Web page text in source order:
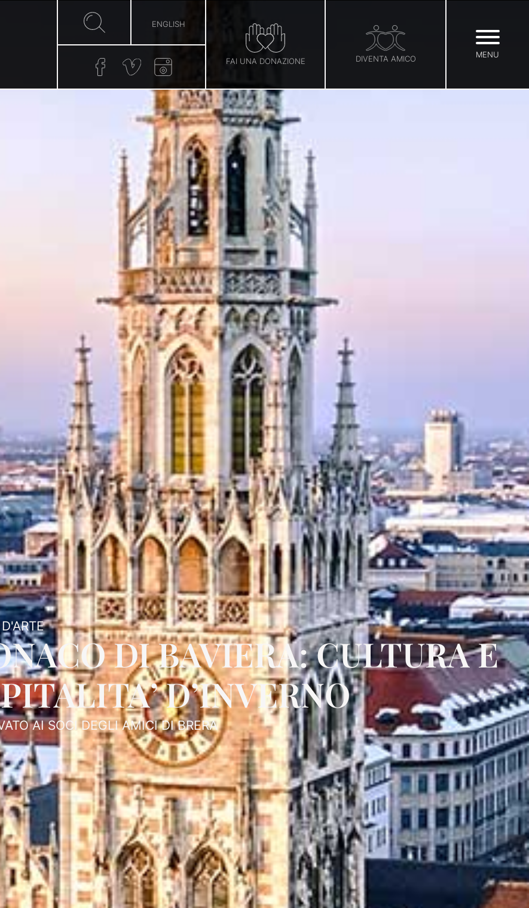
MENU
DIVENTA AMICO
FAI UNA DONAZIONE
ENGLISH
DI BAVIERA: CULTURA E
D’INVERNO
AI SOCI DEGLI AMICI DI BRERA